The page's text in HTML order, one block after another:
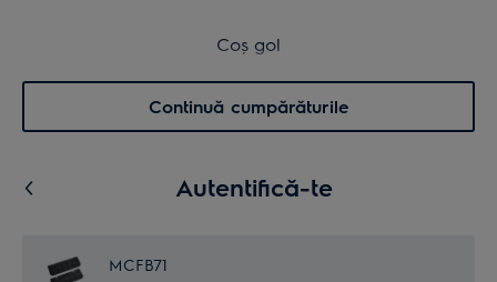
Menu 0
Coș de cumpărături
Coș gol
Continuă cumpărăturile
Autentifică-te
MCFB71